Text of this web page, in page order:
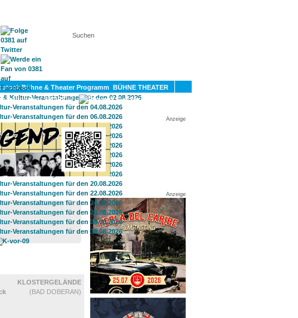
KONTAKT
BÜHNE THEATER
SPORT
Anzeige
Anzeige
KLOSTERGELÄNDE
(BAD DOBERAN)